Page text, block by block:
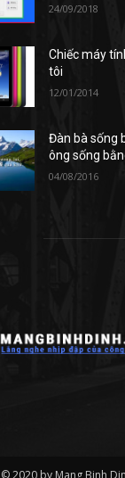
24/09/2018
Chiếc máy
tôi
12/01/2014
Đàn bà sống
ông sống
04/08/2016
2020 by Mang Binh